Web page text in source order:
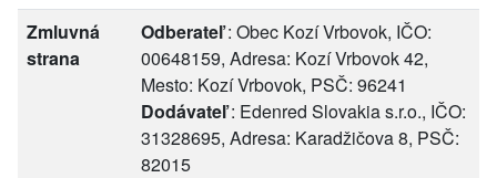
Zmluvná
strana
Odberateľ: Obec Kozí Vrbovok, IČO:
00648159, Adresa: Kozí Vrbovok 42,
Mesto: Kozí Vrbovok, PSČ: 96241
Dodávateľ: Edenred Slovakia s.r.o., IČO:
31328695, Adresa: Karadžičova 8, PSČ:
82015